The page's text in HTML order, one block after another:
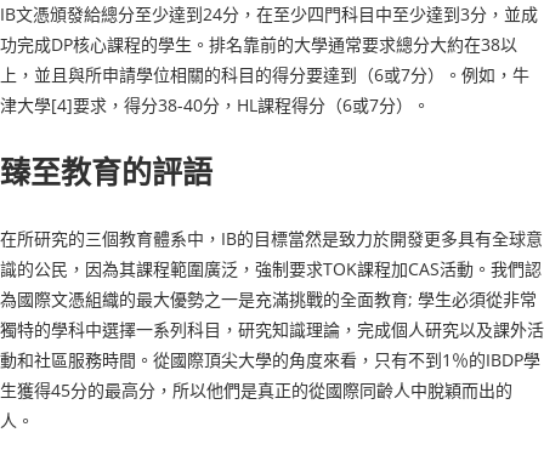
IB文憑頒發給總分至少達到24分，在至少四門科目中至少達到3分，並成
功完成DP核心課程的學生。排名靠前的大學通常要求總分大約在38以
上，並且與所申請學位相關的科目的得分要達到（6或7分）。例如，牛
津大學[4]要求，得分38-40分，HL課程得分（6或7分）。
臻至教育的評語
在所研究的三個教育體系中，IB的目標當然是致力於開發更多具有全球意
識的公民，因為其課程範圍廣泛，強制要求TOK課程加CAS活動。我們認
為國際文憑組織的最大優勢之一是充滿挑戰的全面教育; 學生必須從非常
獨特的學科中選擇一系列科目，研究知識理論，完成個人研究以及課外活
動和社區服務時間。從國際頂尖大學的角度來看，只有不到1％的IBDP學
生獲得45分的最高分，所以他們是真正的從國際同齡人中脫穎而出的
人。